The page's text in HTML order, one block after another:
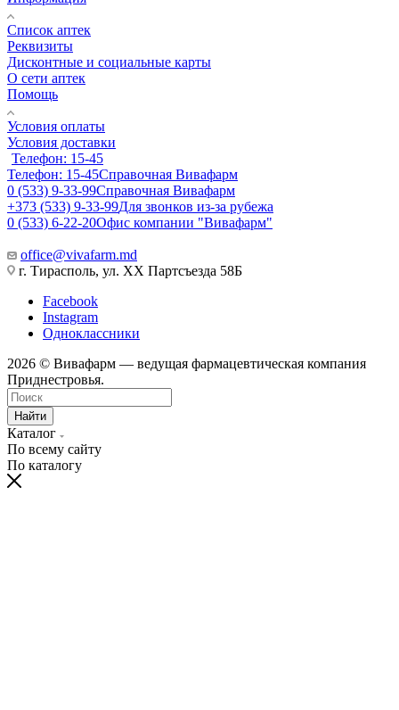
Список аптек
Реквизиты
Дисконтные и социальные карты
О сети аптек
Помощь
Условия оплаты
Условия доставки
Телефон: 15-45
Телефон: 15-45Справочная Вивафарм
0 (533) 9-33-99Справочная Вивафарм
+373 (533) 9-33-99Для звонков из-за рубежа
0 (533) 6-22-20Офис компании "Вивафарм"
office@vivafarm.md
г. Тирасполь, ул. ХХ Партсъезда 58Б
Facebook
Instagram
Одноклассники
2026 © Вивафарм — ведущая фармацевтическая компания
Приднестровья.
Найти
Каталог
По всему сайту
По каталогу